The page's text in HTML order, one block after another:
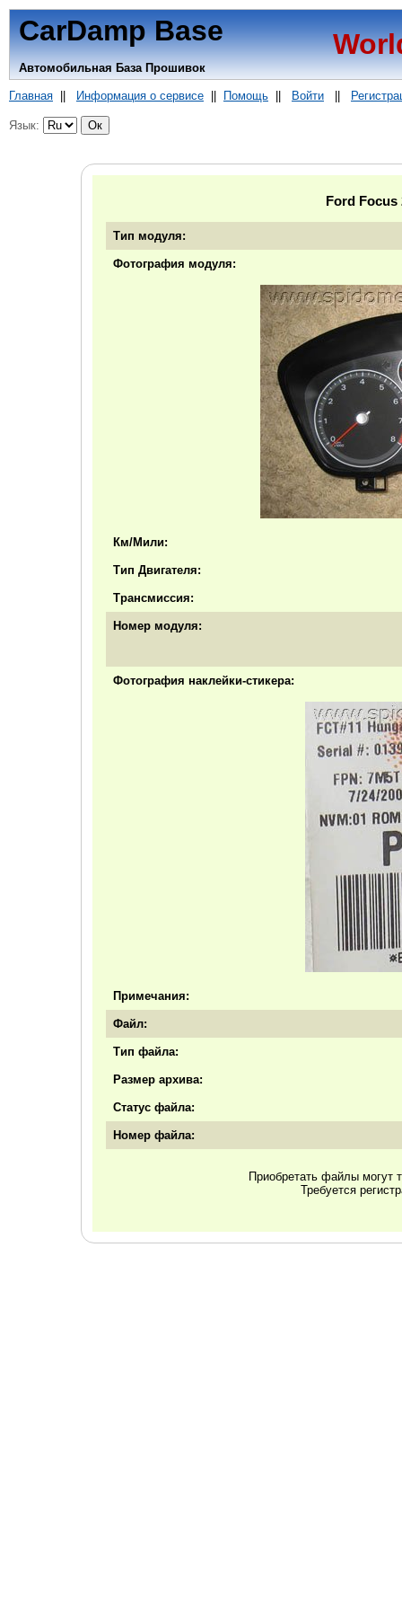
CarDamp Base
Автомобильная База Прошивок
Главная|| Информация о сервисе|| Помощь|| Войти||
Язык:
Ford Focus
Тип модуля:
Фотография модуля:
Км/Мили:
Тип Двигателя:
Трансмиссия:
Номер модуля:
Фотография наклейки-стикера:
Примечания:
Файл:
Тип файла:
Размер архива:
Статус файла:
Номер файла:
Приобретать файлы могут
Требуется